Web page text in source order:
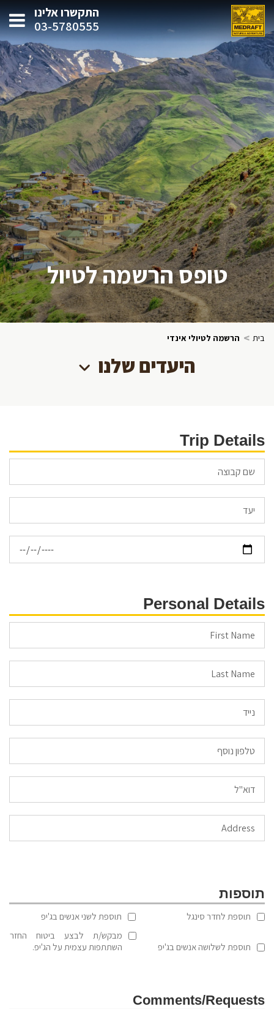
התקשרו אלינו
03-5780555
טופס הרשמה לטיול
בית > הרשמה לטיולי אינדי
היעדים שלנו
Trip Details
Personal Details
Email
תוספות
תוספת לחדר סינגל תוספת לשני אנשים בג'יפ
תוספת לשלושה אנשים בג'יפ
מבקש/ת לבצע ביטוח החזר
השתתפות עצמית על הג'יפ.
Comments/Requests